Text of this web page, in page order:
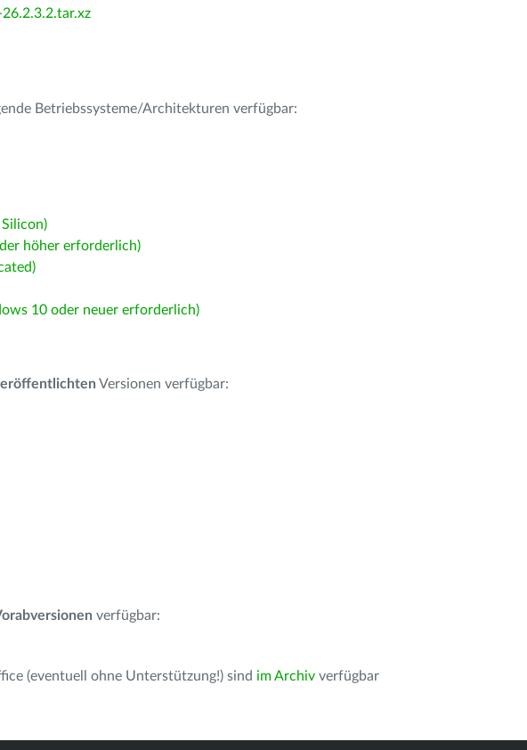
Betriebssysteme/Architekturen verfügbar:
höher erforderlich)
10 oder neuer erforderlich)
Versionen verfügbar:
verfügbar:
(eventuell ohne Unterstützung!) sind im Archiv verfügbar